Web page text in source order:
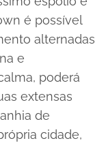
é possível
alternadas
e
poderá
extensas
de
cidade,